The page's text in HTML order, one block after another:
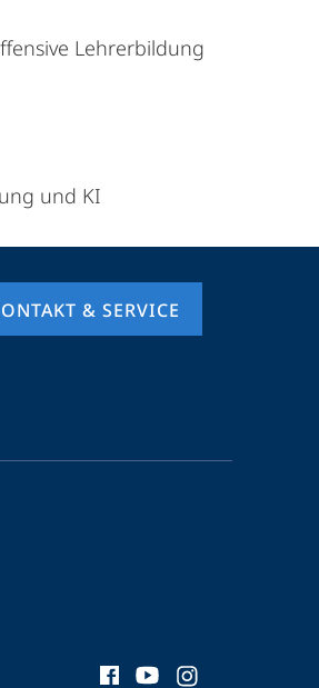
Lehrerbildung
und KI
& SERVICE